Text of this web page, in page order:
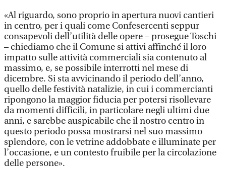
«Al riguardo, sono proprio in apertura nuovi cantieri
in centro, per i quali come Confesercenti seppur
consapevoli dell’utilità delle opere – prosegue Toschi
– chiediamo che il Comune si attivi affinché il loro
impatto sulle attività commerciali sia contenuto al
massimo, e, se possibile interrotti nel mese di
dicembre. Si sta avvicinando il periodo dell’anno,
quello delle festività natalizie, in cui i commercianti
ripongono la maggior fiducia per potersi risollevare
da momenti difficili, in particolare negli ultimi due
anni, e sarebbe auspicabile che il nostro centro in
questo periodo possa mostrarsi nel suo massimo
splendore, con le vetrine addobbate e illuminate per
l’occasione, e un contesto fruibile per la circolazione
delle persone».